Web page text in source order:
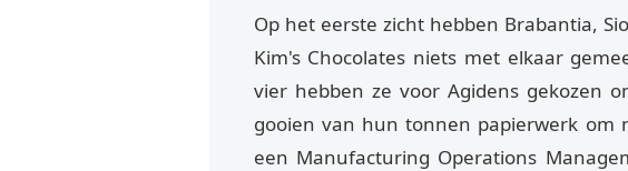
Op het eerste zicht hebben Brabantia,
Kim's Chocolates niets met elkaar
vier hebben ze voor Agidens gekozen
gooien van hun tonnen papierwerk om
een Manufacturing Operations